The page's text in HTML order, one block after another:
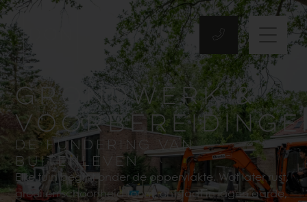
GRONDWERK &
De fundering van
buitenleven
Elke tuin begint onder de oppervlakte. Wat later rust,
groei en schoonheid toont, ontstaat in lagen aarde,